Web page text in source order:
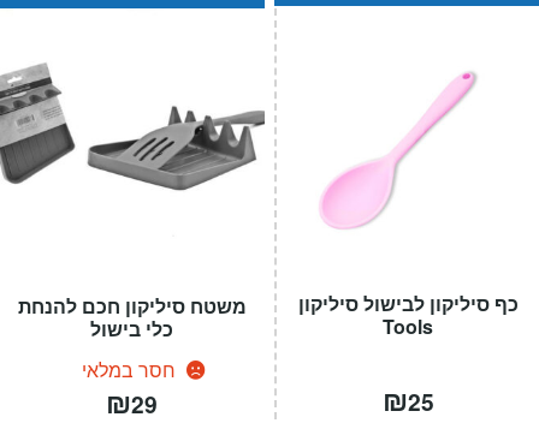
משטח סיליקון חכם להנחת
כלי בישול
חסר במלאי
₪29
כף סיליקון לבישול סיליקון
Tools
₪25